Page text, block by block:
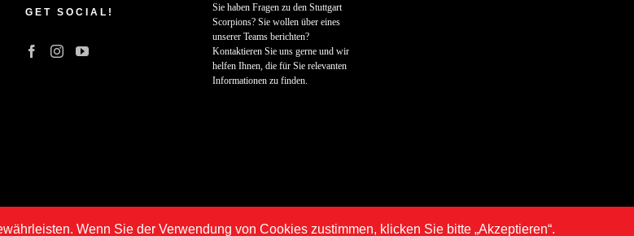
GET SOCIAL!
Sie haben Fragen zu den Stuttgart
Scorpions? Sie wollen über eines
unserer Teams berichten?
Kontaktieren Sie uns gerne und wir
helfen Ihnen, die für Sie relevanten
Informationen zu finden.
Wenn Sie der Verwendung von Cookies zustimmen, klicken Sie bitte „Akzeptieren“.